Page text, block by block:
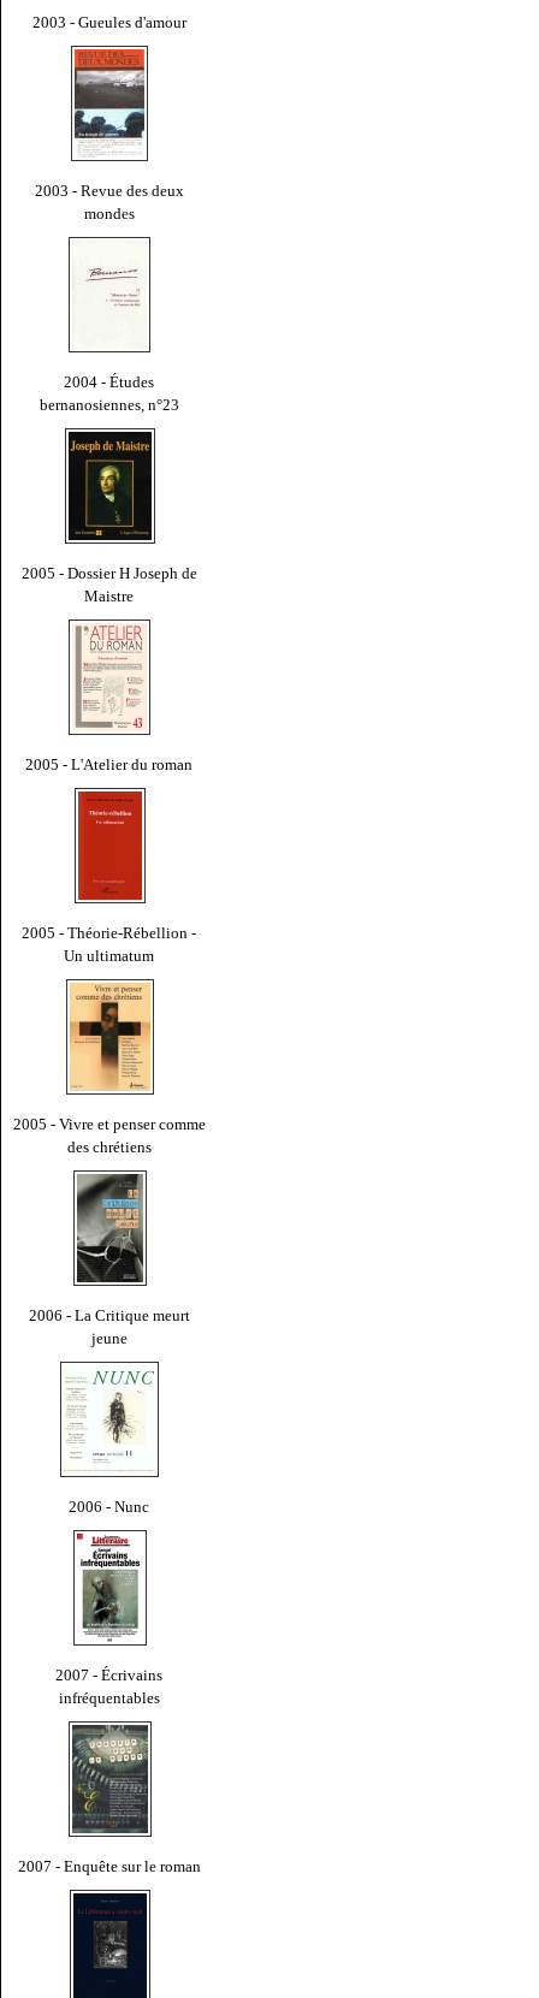
2003 - Gueules d'amour
2003 - Revue des deux
mondes
2004 - Études
bernanosiennes, n°23
2005 - Dossier H Joseph de
Maistre
2005 - L'Atelier du roman
2005 - Théorie-Rébellion -
Un ultimatum
2005 - Vivre et penser comme
des chrétiens
2006 - La Critique meurt
jeune
2006 - Nunc
2007 - Écrivains
infréquentables
2007 - Enquête sur le roman